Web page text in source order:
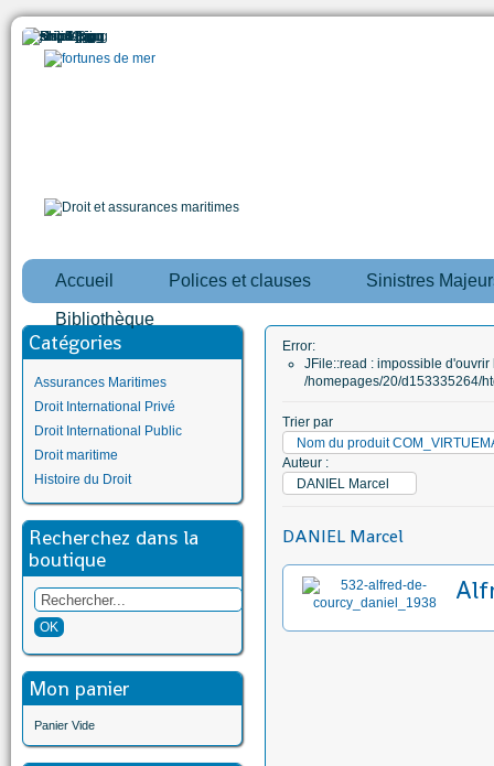
Accueil Polices et clauses Sinistres
Bibliothèque
Catégories
Assurances Maritimes
Droit International Privé
Droit International Public
Droit maritime
Histoire du Droit
Recherchez dans la
boutique
Mon panier
Panier Vide
Error:
JFile::read : impossible d'ouvrir
/homepages/20/d153335264/
Trier par
Nom du produit
Auteur :
DANIEL Marcel
DANIEL Marcel